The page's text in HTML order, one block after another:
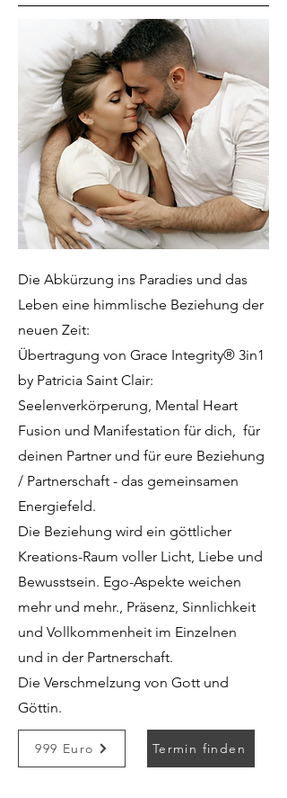
Die Abkürzung ins Paradies und das
Leben eine himmlische Beziehung der
neuen Zeit:
Übertragung von Grace Integrity® 3in1
by Patricia Saint Clair:
Seelenverkörperung, Mental Heart
Fusion und Manifestation für dich, für
deinen Partner und für eure Beziehung
/ Partnerschaft - das gemeinsamen
Energiefeld.
Die Beziehung wird ein göttlicher
Kreations-Raum voller Licht, Liebe und
Bewusstsein. Ego-Aspekte weichen
mehr und mehr., Präsenz, Sinnlichkeit
und Vollkommenheit im Einzelnen
und in der Partnerschaft.
Die Verschmelzung von Gott und
Göttin.
999 Euro Termin finden